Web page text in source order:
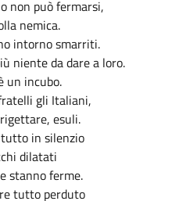
non può fermarsi,
nemica.
intorno smarriti.
niente da dare a loro.
un incubo.
gli Italiani,
esuli.
in silenzio
dilatati
stanno ferme.
tutto perduto